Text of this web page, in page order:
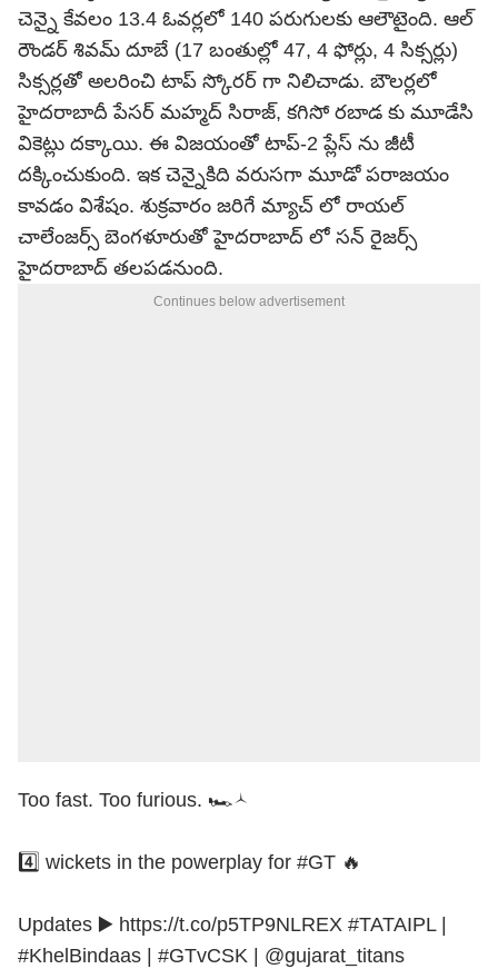
చెన్నై కేవ‌లం 13.4 ఓవ‌ర్ల‌లో 140 ప‌రుగుల‌కు ఆలౌటైంది. ఆల్
రౌండ‌ర్ శివ‌మ్ దూబే (17 బంతుల్లో 47, 4 ఫోర్లు, 4 సిక్స‌ర్లు)
సిక్స‌ర్ల‌తో అల‌రించి టాప్ స్కోర‌ర్ గా నిలిచాడు. బౌల‌ర్ల‌లో
హైద‌రాబాదీ పేస‌ర్ మ‌హ్మ‌ద్ సిరాజ్, క‌గిసో ర‌బాడ కు మూడేసి
వికెట్లు ద‌క్కాయి. ఈ విజ‌యంతో టాప్-2 ప్లేస్ ను జీటీ
ద‌క్కించుకుంది. ఇక చెన్నైకిది వ‌రుస‌గా మూడో ప‌రాజ‌యం
కావ‌డం విశేషం. శుక్ర‌వారం జ‌రిగే మ్యాచ్ లో రాయ‌ల్
చాలేంజ‌ర్స్ బెంగ‌ళూరుతో హైద‌రాబాద్ లో సన్ రైజ‌ర్స్
హైద‌రాబాద్ త‌ల‌ప‌డ‌నుంది.
Continues below advertisement
Too fast. Too furious. 🏎‍🟀
4️⃣ wickets in the powerplay for #GT 🔥
Updates ▶️ https://t.co/p5TP9NLREX #TATAIPL|
#KhelBindaas
#GTvCSK @gujarat_titans